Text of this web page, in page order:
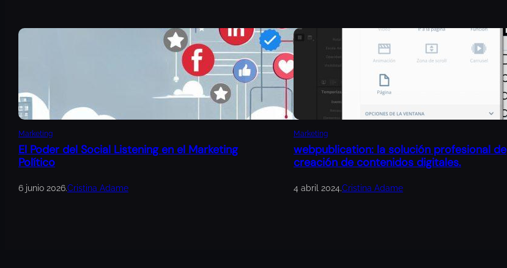
Marketing
El Poder del Social Listening en el Marketing
Político
6 junio 2026.Cristina Adame
Marketing
webpublication: la solución profesional de
creación de contenidos digitales.
4 abril 2024.Cristina Adame